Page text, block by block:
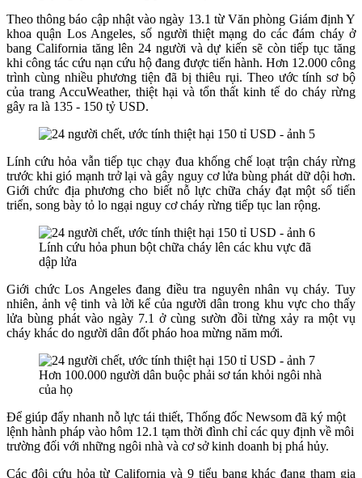
Theo thông báo cập nhật vào ngày 13.1 từ Văn phòng Giám định Y
khoa quận Los Angeles, số người thiệt mạng do các đám cháy ở
bang California tăng lên 24 người và dự kiến sẽ còn tiếp tục tăng
khi công tác cứu nạn cứu hộ đang được tiến hành. Hơn 12.000 công
trình cùng nhiều phương tiện đã bị thiêu rụi. Theo ước tính sơ bộ
của trang AccuWeather, thiệt hại và tổn thất kinh tế do cháy rừng
gây ra là 135 - 150 tỷ USD.
Lính cứu hỏa vẫn tiếp tục chạy đua khống chế loạt trận cháy rừng
trước khi gió mạnh trở lại và gây nguy cơ lửa bùng phát dữ dội hơn.
Giới chức địa phương cho biết nỗ lực chữa cháy đạt một số tiến
triển, song bày tỏ lo ngại nguy cơ cháy rừng tiếp tục lan rộng.
Lính cứu hỏa phun bột chữa cháy lên các khu vực đã
dập lửa
Giới chức Los Angeles đang điều tra nguyên nhân vụ cháy. Tuy
nhiên, ảnh vệ tinh và lời kể của người dân trong khu vực cho thấy
lửa bùng phát vào ngày 7.1 ở cùng sườn đồi từng xảy ra một vụ
cháy khác do người dân đốt pháo hoa mừng năm mới.
Hơn 100.000 người dân buộc phải sơ tán khỏi ngôi nhà
của họ
Để giúp đẩy nhanh nỗ lực tái thiết, Thống đốc Newsom đã ký một
lệnh hành pháp vào hôm 12.1 tạm thời đình chỉ các quy định về môi
trường đối với những ngôi nhà và cơ sở kinh doanh bị phá hủy.
Các đội cứu hỏa từ California và 9 tiểu bang khác đang tham gia